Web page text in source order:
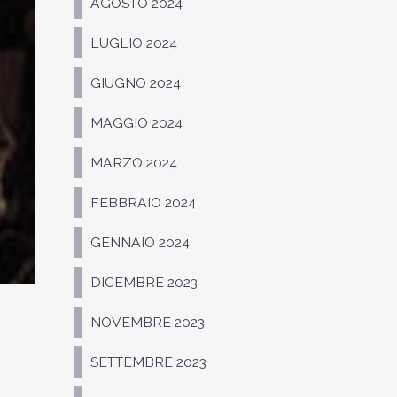
LUGLIO 2024
GIUGNO 2024
MAGGIO 2024
MARZO 2024
FEBBRAIO 2024
GENNAIO 2024
DICEMBRE 2023
NOVEMBRE 2023
SETTEMBRE 2023